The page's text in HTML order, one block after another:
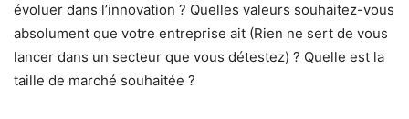
évoluer dans l’innovation ? Quelles valeurs souhaitez-vous
absolument que votre entreprise ait (Rien ne sert de vous
lancer dans un secteur que vous détestez) ? Quelle est la
taille de marché souhaitée ?